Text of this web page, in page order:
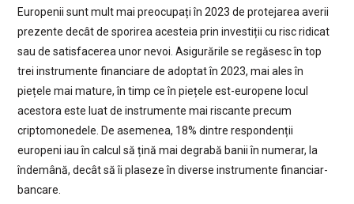
Europenii sunt mult mai preocupați în 2023 de protejarea averii
prezente decât de sporirea acesteia prin investiții cu risc ridicat
sau de satisfacerea unor nevoi. Asigurările se regăsesc în top
trei instrumente financiare de adoptat în 2023, mai ales în
piețele mai mature, în timp ce în piețele est-europene locul
acestora este luat de instrumente mai riscante precum
criptomonedele. De asemenea, 18% dintre respondenții
europeni iau în calcul să țină mai degrabă banii în numerar, la
îndemână, decât să îi plaseze în diverse instrumente financiar-
bancare.